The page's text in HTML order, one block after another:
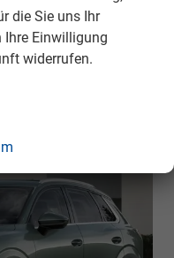
40518
366,- €
die Sie uns Ihr
Ihre Einwilligung
widerrufen.